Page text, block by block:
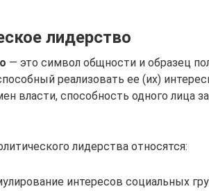
лидерство
— это символ общности и образец
реализовать ее (их)
власти, способность одного лица
лидерства относятся:
интересов социальных